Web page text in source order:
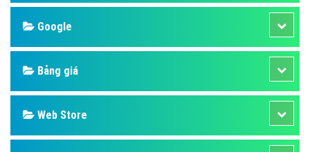
Google
Bảng giá
Web Store